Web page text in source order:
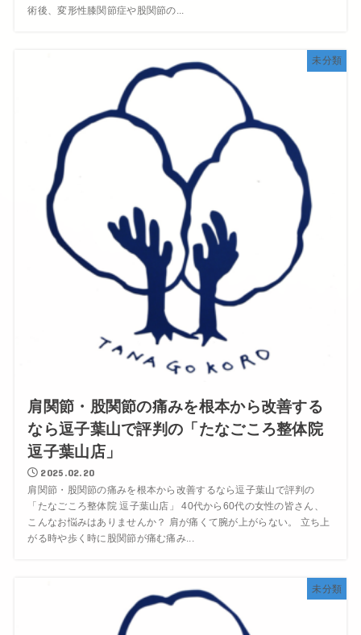
術後、変形性膝関節症や股関節の...
未分類
肩関節・股関節の痛みを根本から改善する
なら逗子葉山で評判の「たなごころ整体院
逗子葉山店」
2025.02.20
肩関節・股関節の痛みを根本から改善するなら逗子葉山で評判の
「たなごころ整体院 逗子葉山店」 40代から60代の女性の皆さん、
こんなお悩みはありませんか？ 肩が痛くて腕が上がらない。 立ち上
がる時や歩く時に股関節が痛む痛み...
未分類